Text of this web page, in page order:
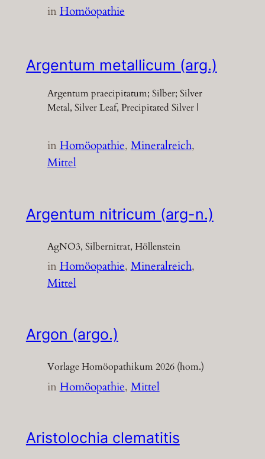
inHomöopathie
Argentum metallicum (arg.)
Argentum praecipitatum; Silber; Silver
Metal, Silver Leaf, Precipitated Silver |
inHomöopathie, Mineralreich
Mittel
Argentum nitricum (arg-n.)
AgNO3, Silbernitrat, Höllenstein
inHomöopathie, Mineralreich
Mittel
Argon (argo.)
Vorlage Homöopathikum 2026 (hom.)
inHomöopathie, Mittel
Aristolochia clematitis